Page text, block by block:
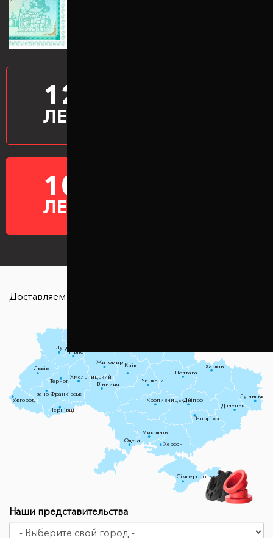
12
ЛЕТ
10
ЛЕТ
Доставляем в любую точку страны
Сімферополь
Луцьк
Київ
Житомир
Тернопіль
Рівне
Львів
Дніпро
Кропивницький
Харків
Полтава
Черкаси
Запоріжжя
Херсон
Донецьк
Луганськ
Ужгород
Чернівці
Вінниця
Хмельницький
Івано-Франківськ
Миколаїв
Одеса
Наши представительства